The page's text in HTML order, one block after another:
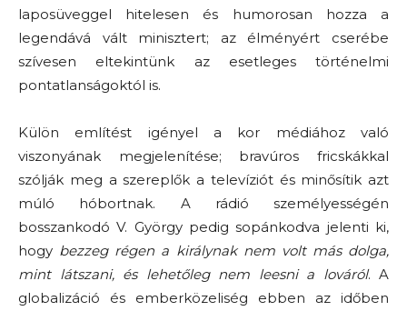
laposüveggel hitelesen és humorosan hozza a
legendává vált minisztert; az élményért cserébe
szívesen eltekintünk az esetleges történelmi
pontatlanságoktól is.
Külön említést igényel a kor médiához való
viszonyának megjelenítése; bravúros fricskákkal
szólják meg a szereplők a televíziót és minősítik azt
múló hóbortnak. A rádió személyességén
bosszankodó V. György pedig sopánkodva jelenti ki,
hogy bezzeg régen a királynak nem volt más dolga,
mint látszani, és lehetőleg nem leesni a lováról. A
globalizáció és emberközeliség ebben az időben